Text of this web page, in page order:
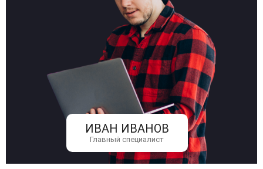
ИВАН ИВАНОВ
Главный специалист